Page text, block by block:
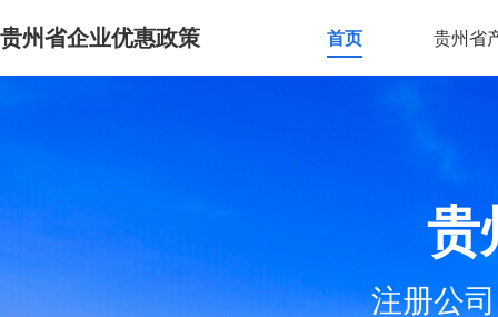
贵州省企业优惠政策 首页 贵州省
贵
注册公